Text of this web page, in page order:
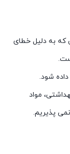
که به دلیل خطای
مواد
پذیریم.